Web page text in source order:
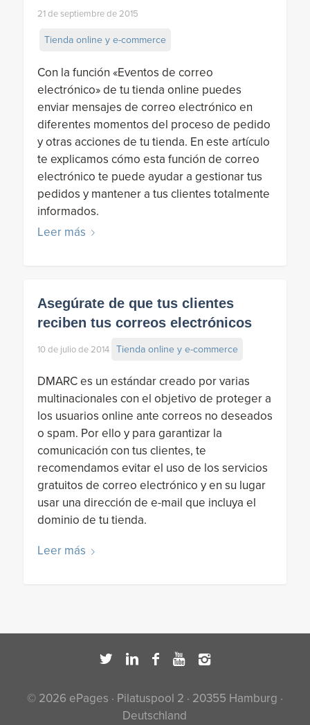
21 de septiembre de 2015
Tienda online y e-commerce
Con la función «Eventos de correo
electrónico» de tu tienda online puedes
enviar mensajes de correo electrónico en
diferentes momentos del proceso de pedido
y otras acciones de tu tienda. En este artículo
te explicamos cómo esta función de correo
electrónico te puede ayudar a gestionar tus
pedidos y mantener a tus clientes totalmente
informados.
Leer más
Asegúrate de que tus clientes
reciben tus correos electrónicos
10 de julio de 2014 Tienda online y e-commerce
DMARC es un estándar creado por varias
multinacionales con el objetivo de proteger a
los usuarios online ante correos no deseados
o spam. Por ello y para garantizar la
comunicación con tus clientes, te
recomendamos evitar el uso de los servicios
gratuitos de correo electrónico y en su lugar
usar una dirección de e-mail que incluya el
dominio de tu tienda.
Leer más
© 2026 ePages · Pilatuspool 2 · 20355 Hamburg ·
Deutschland